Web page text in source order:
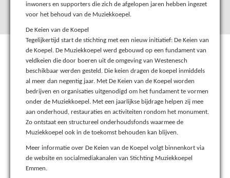
inwoners en supporters die zich de afgelopen jaren hebben ingezet
voor het behoud van de Muziekkoepel.
De Keien van de Koepel
Tegelijkertijd start de stichting met een nieuw initiatief: De Keien van
de Koepel. De Muziekkoepel werd gebouwd op een fundament van
veldkeien die door boeren uit de omgeving van Westenesch
beschikbaar werden gesteld. Die keien dragen de koepel inmiddels
al meer dan negentig jaar. Met De Keien van de Koepel worden
bedrijven en organisaties uitgenodigd om het fundament te vormen
onder de Muziekkoepel. Met een jaarlijkse bijdrage helpen zij mee
aan onderhoud, restauraties en activiteiten rondom het monument.
Zo ontstaat een structureel onderhoudsfonds waarmee de
Muziekkoepel ook in de toekomst behouden kan blijven.
Meer informatie over De Keien van de Koepel volgt binnenkort via
de website en socialmediakanalen van Stichting Muziekkoepel
Emmen.